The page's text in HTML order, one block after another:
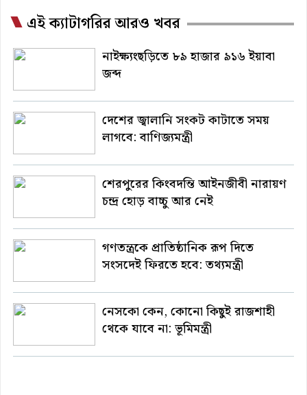
এই ক্যাটাগরির আরও খবর
নাইক্ষ্যংছড়িতে ৮৯ হাজার ৯১৬ ইয়াবা
জব্দ
দেশের জ্বালানি সংকট কাটাতে সময়
লাগবে: বাণিজ্যমন্ত্রী
শেরপুরের কিংবদন্তি আইনজীবী নারায়ণ
চন্দ্র হোড় বাচ্চু আর নেই
গণতন্ত্রকে প্রাতিষ্ঠানিক রূপ দিতে
সংসদেই ফিরতে হবে: তথ্যমন্ত্রী
নেসকো কেন, কোনো কিছুই রাজশাহী
থেকে যাবে না: ভূমিমন্ত্রী